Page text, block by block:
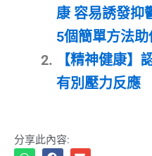
康 容易誘發
5個簡單方法
【精神健康】
有別壓力反應
分享此內容: